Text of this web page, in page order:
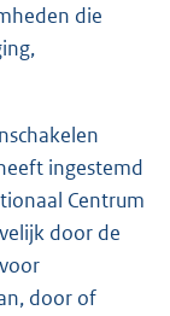
die
ingestemd
Centrum
door de
door of